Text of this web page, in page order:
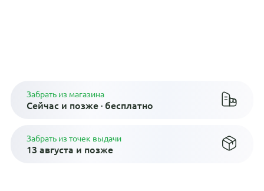
Забрать из магазина
Сейчас и позже · бесплатно
Забрать из точек выдачи
13 августа и позже